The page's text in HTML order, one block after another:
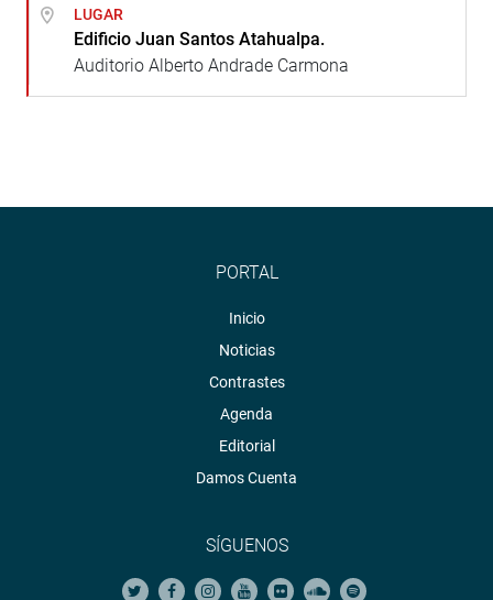
LUGAR
Edificio Juan Santos Atahualpa.
Auditorio Alberto Andrade Carmona
PORTAL
Inicio
Noticias
Contrastes
Agenda
Editorial
Damos Cuenta
SÍGUENOS